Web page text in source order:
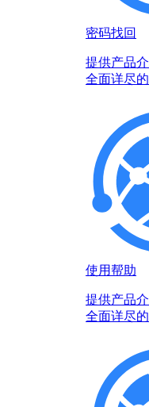
密码找回
提供产品
全面详尽
使用帮助
提供产品
全面详尽